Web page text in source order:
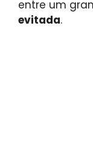
entre um
evitada.